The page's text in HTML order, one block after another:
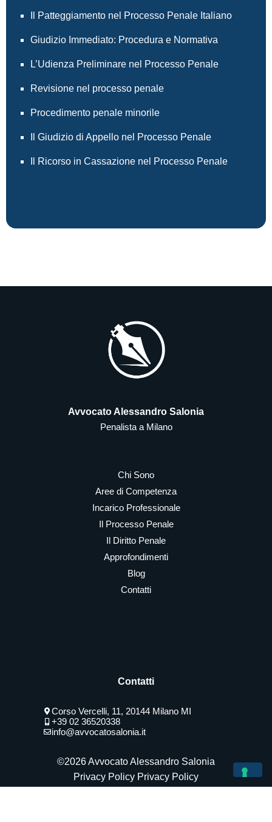
Il Patteggiamento nel Processo Penale Italiano
Giudizio Immediato: Procedura e Normativa
L’Udienza Preliminare nel Processo Penale
Revisione nel processo penale
Procedimento penale minorile
Il Giudizio di Appello nel Processo Penale
Il Ricorso in Cassazione nel Processo Penale
Avvocato Alessandro Salonia
Penalista a Milano
Chi Sono
Aree di Competenza
Incarico Professionale
Il Processo Penale
Il Diritto Penale
Approfondimenti
Blog
Contatti
Contatti
Corso Vercelli, 11, 20144 Milano MI
+39 02 36520338
info@avvocatosalonia.it
©2026 Avvocato Alessandro Salonia
Privacy Policy Privacy Policy